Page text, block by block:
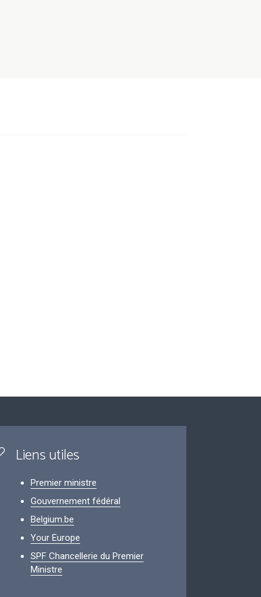
Liens utiles
Premier ministre
Gouvernement fédéral
Belgium.be
Your Europe
SPF Chancellerie du Premier
Ministre